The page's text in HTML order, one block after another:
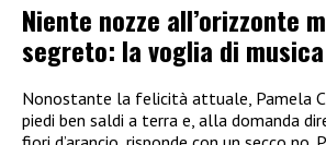
Niente nozze all’orizzonte
segreto: la voglia di musica
Nonostante la felicità attuale, Pamela
piedi ben saldi a terra e, alla domanda